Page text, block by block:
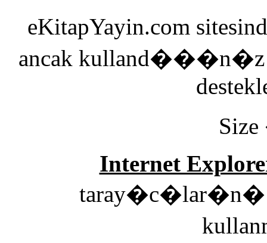
eKitapYayin.com
ancak
Internet
taray�c�lar�n�